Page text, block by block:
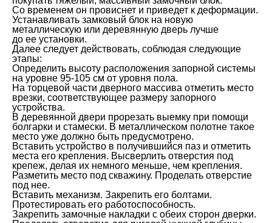
Со временем он провиснет и приведет к деформации.
Устанавливать замковый блок на новую
металлическую или деревянную дверь лучше
до ее установки.
Далее следует действовать, соблюдая следующие
этапы:
Определить высоту расположения запорной системы
на уровне 95-105 см от уровня пола.
На торцевой части дверного массива отметить место
врезки, соответствующее размеру запорного
устройства.
В деревянной двери прорезать выемку при помощи
болгарки и стамески. В металлическом полотне такое
место уже должно быть предусмотрено.
Вставить устройство в получившийся паз и отметить
места его крепления. Высверлить отверстия под
крепеж, делая их немного меньше, чем крепления.
Разметить место под скважину. Проделать отверстие
под нее.
Вставить механизм. Закрепить его болтами.
Протестировать его работоспособность.
Закрепить замочные накладки с обеих сторон дверки.